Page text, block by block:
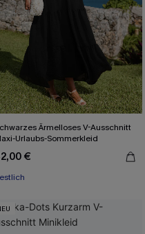
Ärmelloses V-Ausschnitt
Urlaubs-Sommerkleid
€